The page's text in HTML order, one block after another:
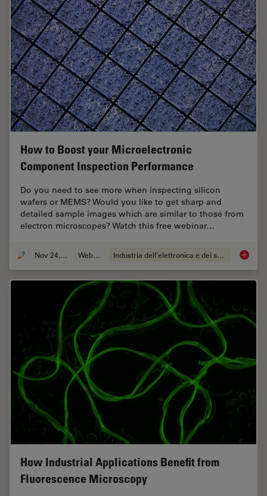
How to Boost your Microelectronic
Component Inspection Performance
Do you need to see more when inspecting silicon
wafers or MEMS? Would you like to get sharp and
detailed sample images which are similar to those from
electron microscopes? Watch this free webinar…
Nov 24, 2021 Webinar: Industria dell'elettronica e dei semiconduttori How to
How Industrial Applications Benefit from
Fluorescence Microscopy